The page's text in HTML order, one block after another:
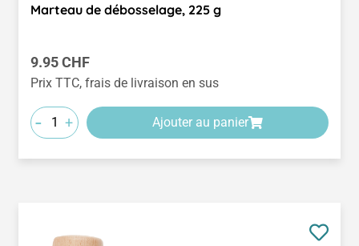
Marteau de débosselage, 225 g
Prix régulier :
9.95 CHF
Prix TTC, frais de livraison en sus
- + Ajouter au panier